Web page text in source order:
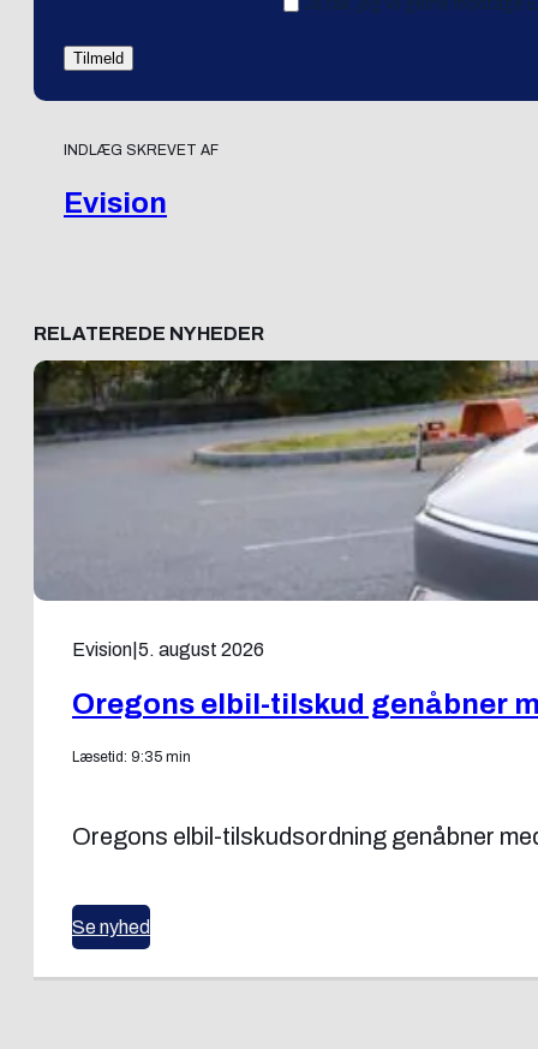
Ja tak, jeg vil gerne modtage
INDLÆG SKREVET AF
Evision
RELATEREDE NYHEDER
Evision 5. august 2026
Oregons elbil-tilskud genåbner
Læsetid: 9:35 min
Oregons elbil-tilskudsordning genåbner
Se nyhed